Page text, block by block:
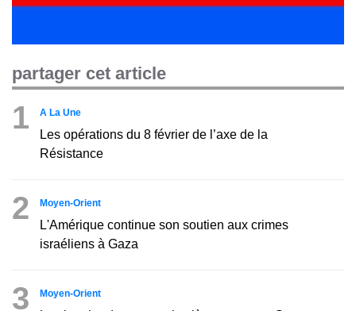
partager cet article
1 A La Une
Les opérations du 8 février de l’axe de la
Résistance
2 Moyen-Orient
L'Amérique continue son soutien aux crimes
israéliens à Gaza
3 Moyen-Orient